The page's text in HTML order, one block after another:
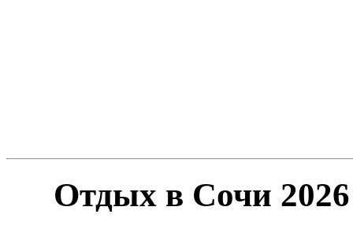
Отдых в Сочи 2026